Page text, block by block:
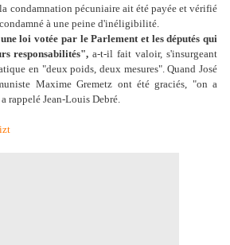
condamnation pécuniaire ait été payée et vérifié
à une peine d'inéligibilité.
loi votée par le Parlement et les députés qui
responsabilités", a-t-il fait valoir, s'insurgeant
en "deux poids, deux mesures". Quand José
Maxime Gremetz ont été graciés, "on a
rappelé Jean-Louis Debré.